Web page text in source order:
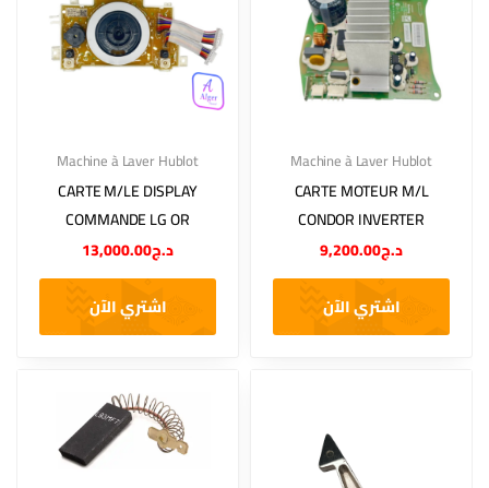
Machine à Laver Hublot
CARTE M/LE DISPLAY
COMMANDE LG OR
د.ج13,000.00
اشتري الآن
Machine à Laver Hublot
CARTE MOTEUR M/L
CONDOR INVERTER
د.ج9,200.00
اشتري الآن